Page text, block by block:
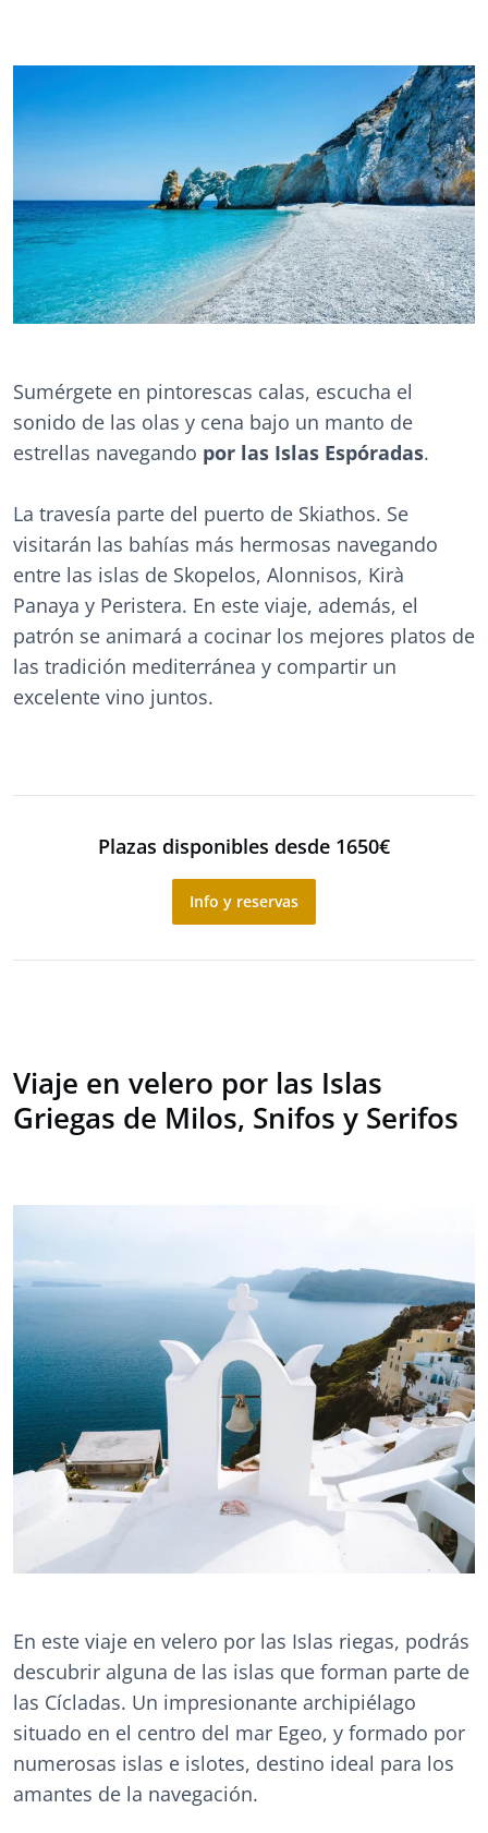
Sumérgete en pintorescas calas, escucha el
sonido de las olas y cena bajo un manto de
estrellas navegando por las Islas Espóradas.
La travesía parte del puerto de Skiathos. Se
visitarán las bahías más hermosas navegando
entre las islas de Skopelos, Alonnisos, Kirà
Panaya y Peristera. En este viaje, además, el
patrón se animará a cocinar los mejores platos de
las tradición mediterránea y compartir un
excelente vino juntos.
Plazas disponibles desde 1650€
Info y reservas
Viaje en velero por las Islas
Griegas de Milos, Snifos y Serifos
En este viaje en velero por las Islas riegas, podrás
descubrir alguna de las islas que forman parte de
las Cícladas. Un impresionante archipiélago
situado en el centro del mar Egeo, y formado por
numerosas islas e islotes, destino ideal para los
amantes de la navegación.